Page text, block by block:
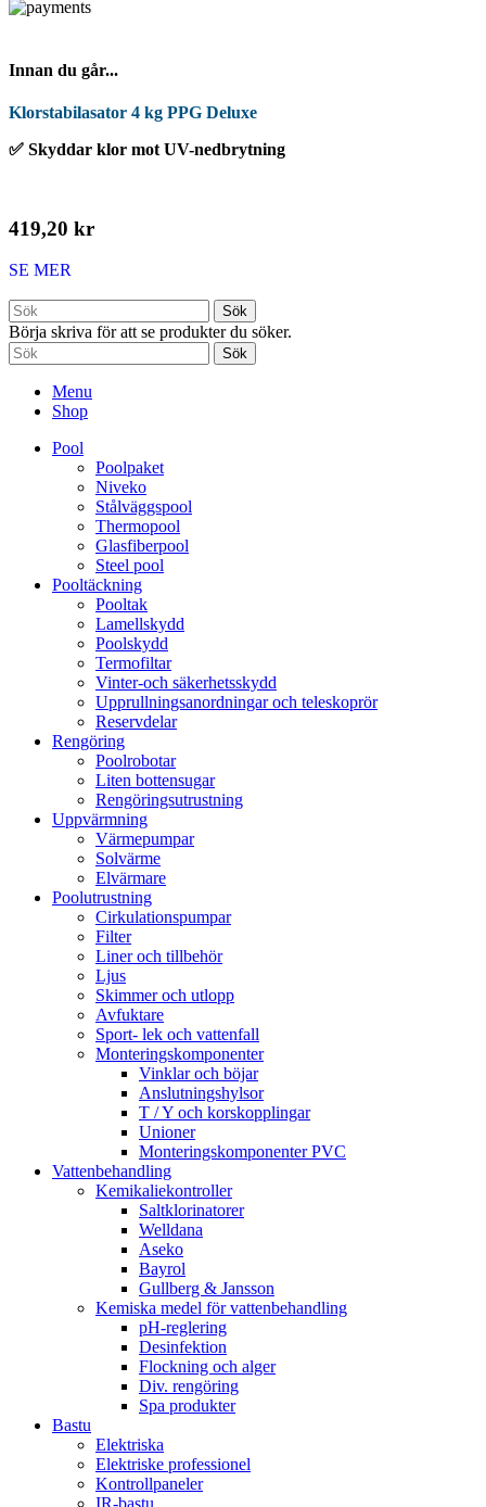
Innan du går...
Klorstabilasator 4 kg PPG Deluxe
✅ Skyddar klor mot UV-nedbrytning
419,20 kr
SE MER
Sök
Börja skriva för att se produkter du söker.
Sök
Menu
Shop
Pool
Poolpaket
Niveko
Stålväggspool
Thermopool
Glasfiberpool
Steel pool
Pooltäckning
Pooltak
Lamellskydd
Poolskydd
Termofiltar
Vinter-och säkerhetsskydd
Upprullningsanordningar och teleskoprör
Reservdelar
Rengöring
Poolrobotar
Liten bottensugar
Rengöringsutrustning
Uppvärmning
Värmepumpar
Solvärme
Elvärmare
Poolutrustning
Cirkulationspumpar
Filter
Liner och tillbehör
Ljus
Skimmer och utlopp
Avfuktare
Sport- lek och vattenfall
Monteringskomponenter
Vinklar och böjar
Anslutningshylsor
T / Y och korskopplingar
Unioner
Monteringskomponenter PVC
Vattenbehandling
Kemikaliekontroller
Saltklorinatorer
Welldana
Aseko
Bayrol
Gullberg & Jansson
Kemiska medel för vattenbehandling
pH-reglering
Desinfektion
Flockning och alger
Div. rengöring
Spa produkter
Bastu
Elektriska
Elektriske professionel
Kontrollpaneler